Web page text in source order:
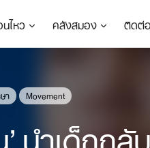
ไหว คลังสมอง ติดต่อ
า Movement